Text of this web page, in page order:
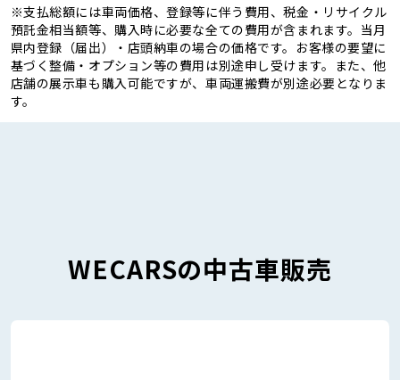
※支払総額には車両価格、登録等に伴う費用、税金・リサイクル
預託金相当額等、購入時に必要な全ての費用が含まれます。当月
県内登録（届出）・店頭納車の場合の価格です。お客様の要望に
基づく整備・オプション等の費用は別途申し受けます。また、他
店舗の展示車も購入可能ですが、車両運搬費が別途必要となりま
す。
WECARSの中古車販売